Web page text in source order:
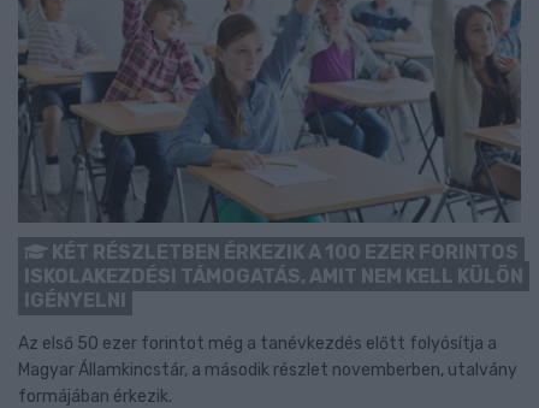
KÉT RÉSZLETBEN ÉRKEZIK A 100 EZER FORINTOS
ISKOLAKEZDÉSI TÁMOGATÁS, AMIT NEM KELL KÜLÖN
IGÉNYELNI
Az első 50 ezer forintot még a tanévkezdés előtt folyósítja a
Magyar Államkincstár, a második részlet novemberben, utalvány
formájában érkezik.